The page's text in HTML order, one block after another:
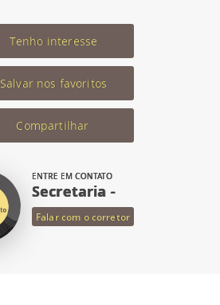
Tenho interesse
Salvar nos favoritos
Compartilhar
ENTRE EM CONTATO
Secretaria -
Falar com o corretor